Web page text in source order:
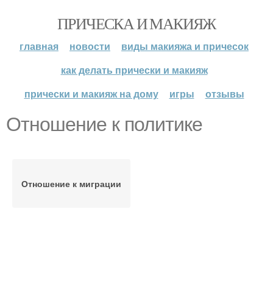
ПРИЧЕСКА И МАКИЯЖ
главная новости
виды макияжа и причесок
как делать прически и макияж
прически и макияж на дому
игры отзывы
Отношение к политике
Отношение к миграции